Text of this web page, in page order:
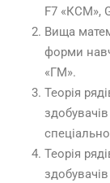
F7 «КСМ»,
Вища
форми
«ГМ».
Теорія
Теорія